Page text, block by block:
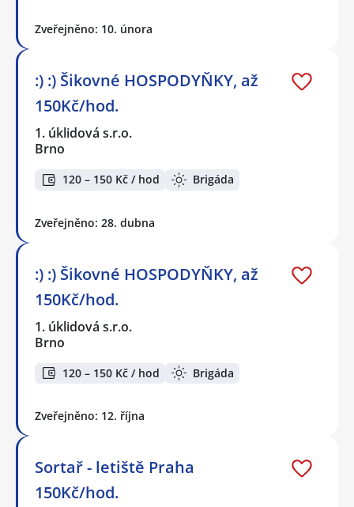
Zveřejněno: 10. února
:) :) Šikovné HOSPODYŇKY, až
150Kč/hod.
1. úklidová s.r.o.
Brno
120 – 150 Kč / hod Brigáda
Zveřejněno: 28. dubna
:) :) Šikovné HOSPODYŇKY, až
150Kč/hod.
1. úklidová s.r.o.
Brno
120 – 150 Kč / hod Brigáda
Zveřejněno: 12. října
Sortař - letiště Praha
150Kč/hod.